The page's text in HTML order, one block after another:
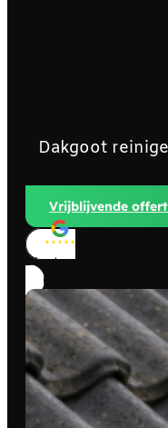
Dakgoot
Vrijblijvende
Klanten beoordelen